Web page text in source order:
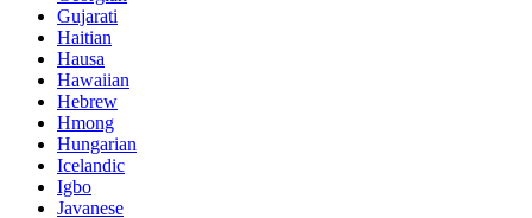
Gujarati
Haitian
Hausa
Hawaiian
Hebrew
Hmong
Hungarian
Icelandic
Igbo
Javanese